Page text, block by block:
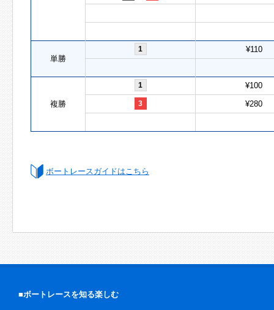
単勝
1 ¥110
複勝
1 ¥100
3 ¥280
ボートレースガイドはこちら
■ボートレースを知る楽しむ